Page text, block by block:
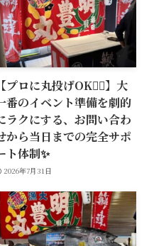
【プロに丸投げOK🙆‍♂️】大
番のイベント準備を劇的
ラクにする、お問い合わ
から当日までの完全サポ
ト体制✨
2026年7月31日